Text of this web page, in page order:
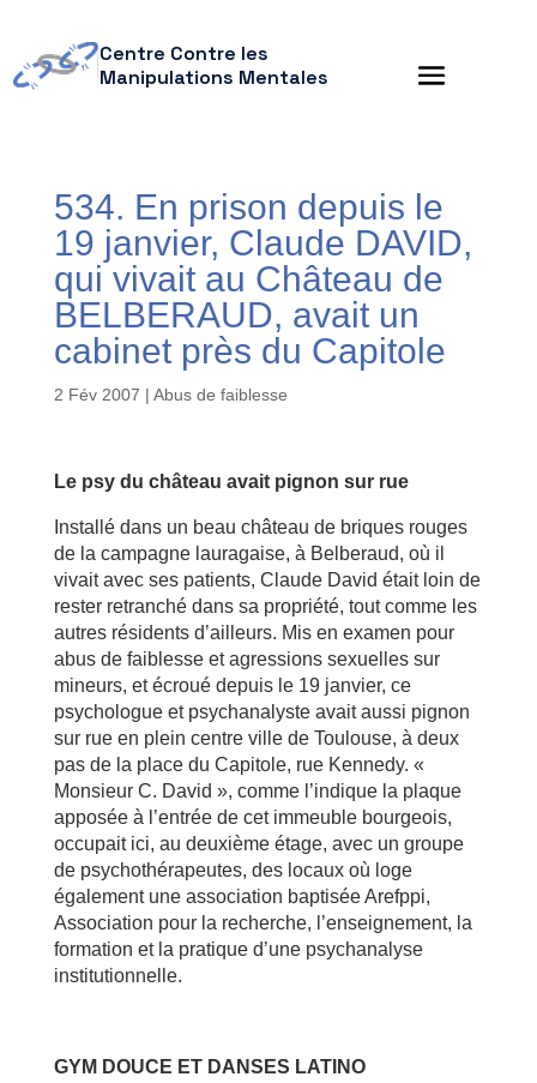
Centre Contre les
Manipulations Mentales
534. En prison depuis le
19 janvier, Claude DAVID,
qui vivait au Château de
BELBERAUD, avait un
cabinet près du Capitole
2 Fév 2007 | Abus de faiblesse
Le psy du château avait pignon sur rue
Installé dans un beau château de briques rouges
de la campagne lauragaise, à Belberaud, où il
vivait avec ses patients, Claude David était loin de
rester retranché dans sa propriété, tout comme les
autres résidents d’ailleurs. Mis en examen pour
abus de faiblesse et agressions sexuelles sur
mineurs, et écroué depuis le 19 janvier, ce
psychologue et psychanalyste avait aussi pignon
sur rue en plein centre ville de Toulouse, à deux
pas de la place du Capitole, rue Kennedy. «
Monsieur C. David », comme l’indique la plaque
apposée à l’entrée de cet immeuble bourgeois,
occupait ici, au deuxième étage, avec un groupe
de psychothérapeutes, des locaux où loge
également une association baptisée Arefppi,
Association pour la recherche, l’enseignement, la
formation et la pratique d’une psychanalyse
institutionnelle.
GYM DOUCE ET DANSES LATINO